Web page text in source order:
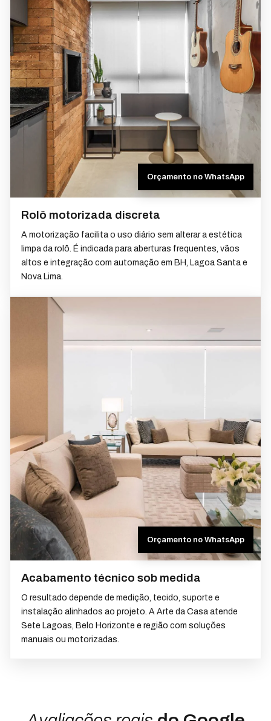
Rolô motorizada discreta
A motorização facilita o uso diário sem alterar a estética
limpa da rolô. É indicada para aberturas frequentes, vãos
altos e integração com automação em BH, Lagoa Santa e
Nova Lima.
Orçamento no WhatsApp
Acabamento técnico sob medida
O resultado depende de medição, tecido, suporte e
instalação alinhados ao projeto. A Arte da Casa atende
Sete Lagoas, Belo Horizonte e região com soluções
manuais ou motorizadas.
Orçamento no WhatsApp